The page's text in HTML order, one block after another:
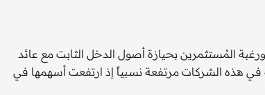
المُستثمرين بحيازة أصول الدخل الثابت مع عائد
في هذه الشركات مرتفعة نسبياً إذ ارتفعت أسهمها في